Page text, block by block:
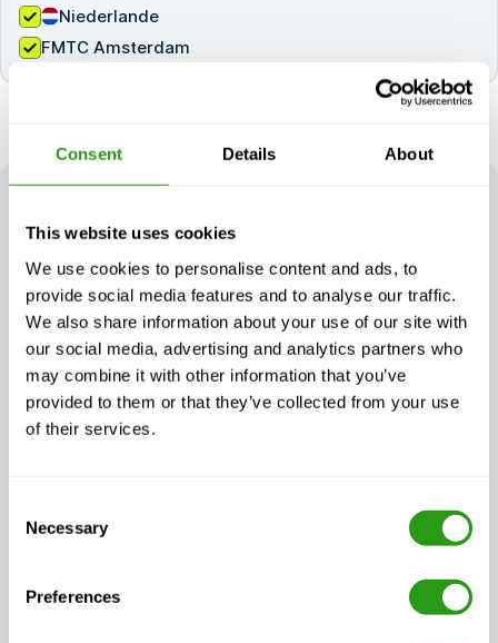
Consent Details About
This website uses cookies
We use cookies to personalise content and ads, to
provide social media features and to analyse our traffic.
We also share information about your use of our site with
our social media, advertising and analytics partners who
may combine it with other information that you’ve
provided to them or that they’ve collected from your use
of their services.
Selection
Necessary
Preferences
Niederlande
FMTC Amsterdam
Unser Ansatz gewährleistet Sicherheitstrainings, die
nicht nur zertifiziert und von hoher Qualität sind,
sondern auch flexibel genug, um den realen
Anforderungen Ihres Unternehmens gerecht zu werden.